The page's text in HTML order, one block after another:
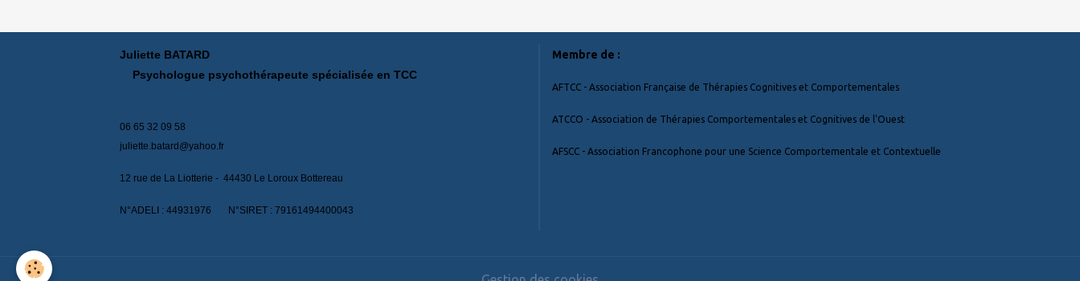
Juliette BATARD
Psychologue psychothérapeute spécialisée en TCC
06 65 32 09 58
juliette.batard@yahoo.fr
12 rue de La Liotterie - 44430 Le Loroux Bottereau
N°ADELI : 44931976 N°SIRET : 79161494400043
Membre de :
AFTCC - Association Française de Thérapies Cognitives et Comportementales
ATCCO - Association de Thérapies Comportementales et Cognitives de l'Ouest
AFSCC - Association Francophone pour une Science Comportementale et Contextuelle